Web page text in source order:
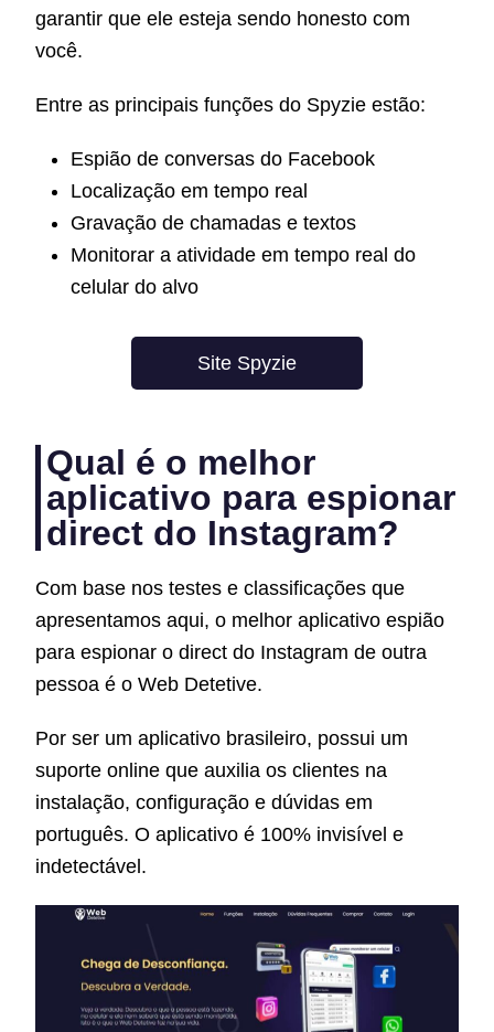
garantir que ele esteja sendo honesto com
você.
Entre as principais funções do Spyzie estão:
Espião de conversas do Facebook
Localização em tempo real
Gravação de chamadas e textos
Monitorar a atividade em tempo real do
celular do alvo
Site Spyzie
Qual é o melhor
aplicativo para espionar
direct do Instagram?
Com base nos testes e classificações que
apresentamos aqui, o melhor aplicativo espião
para espionar o direct do Instagram de outra
pessoa é o Web Detetive.
Por ser um aplicativo brasileiro, possui um
suporte online que auxilia os clientes na
instalação, configuração e dúvidas em
português. O aplicativo é 100% invisível e
indetectável.